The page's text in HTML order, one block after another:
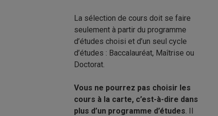
La sélection de cours doit se faire
seulement à partir du programme
d’études choisi et d’un seul cycle
d’études : Baccalauréat, Maîtrise ou
Doctorat.
Vous ne pourrez pas choisir les
cours à la carte, c’est-à-dire dans
plus d’un programme d’études. Il